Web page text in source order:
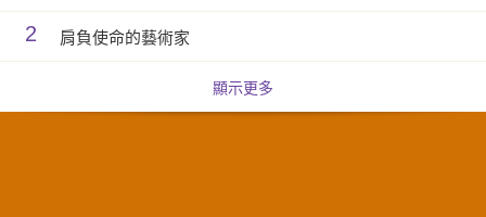
2 肩負使命的藝術家
顯示更多